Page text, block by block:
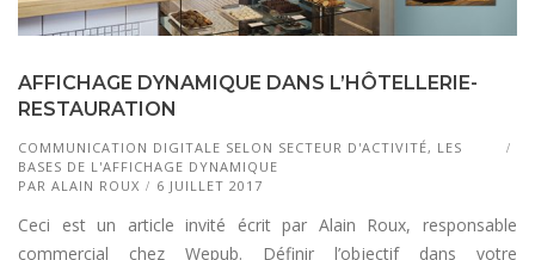
AFFICHAGE DYNAMIQUE DANS L’HÔTELLERIE-
RESTAURATION
COMMUNICATION DIGITALE SELON SECTEUR D'ACTIVITÉ, LES
BASES DE L'AFFICHAGE DYNAMIQUE
PAR ALAIN ROUX 6 JUILLET 2017
Ceci est un article invité écrit par Alain Roux, responsable
commercial chez Wepub. Définir l’objectif dans votre